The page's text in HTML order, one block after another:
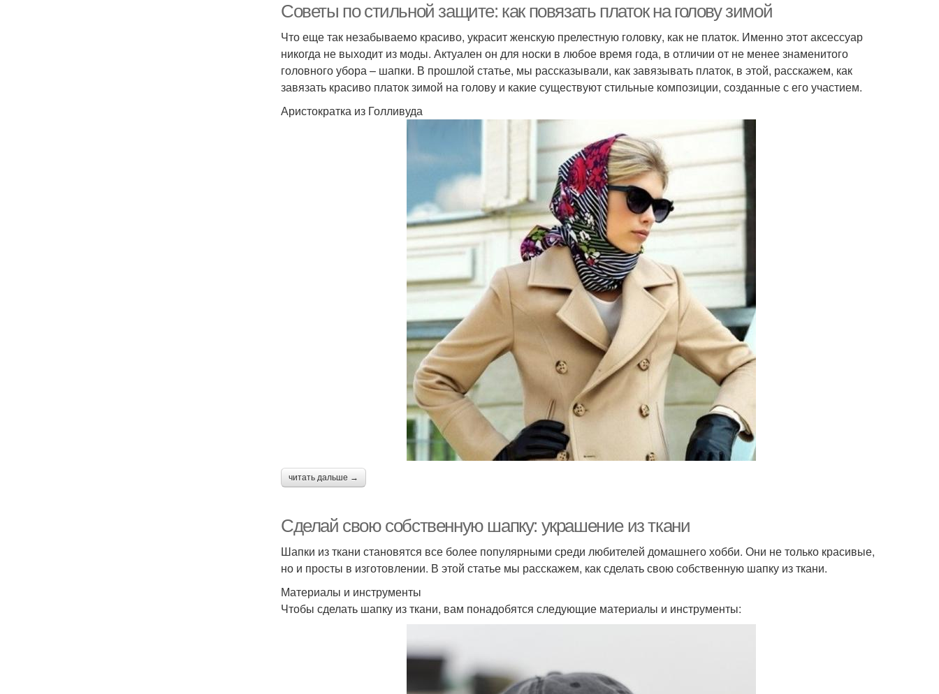
Советы по стильной защите: как повязать платок на голову зимой
Что еще так незабываемо красиво, украсит женскую прелестную головку, как не платок. Именно этот аксессуар
никогда не выходит из моды. Актуален он для носки в любое время года, в отличии от не менее знаменитого
головного убора – шапки. В прошлой статье, мы рассказывали, как завязывать платок, в этой, расскажем, как
завязать красиво платок зимой на голову и какие существуют стильные композиции, созданные с его участием.
Аристократка из Голливуда
читать дальше →
Сделай свою собственную шапку: украшение из ткани
Шапки из ткани становятся все более популярными среди любителей домашнего хобби. Они не только красивые,
но и просты в изготовлении. В этой статье мы расскажем, как сделать свою собственную шапку из ткани.
Материалы и инструменты
Чтобы сделать шапку из ткани, вам понадобятся следующие материалы и инструменты: